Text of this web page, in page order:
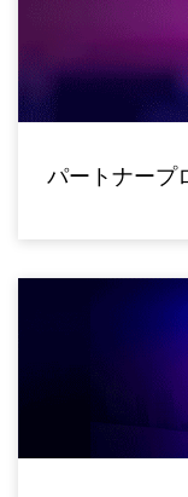
パートナープ